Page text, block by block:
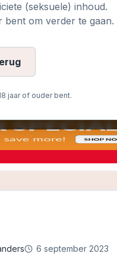
(seksuele) inhoud.
bent om verder te gaan.
jaar of ouder bent.
6 september 2023